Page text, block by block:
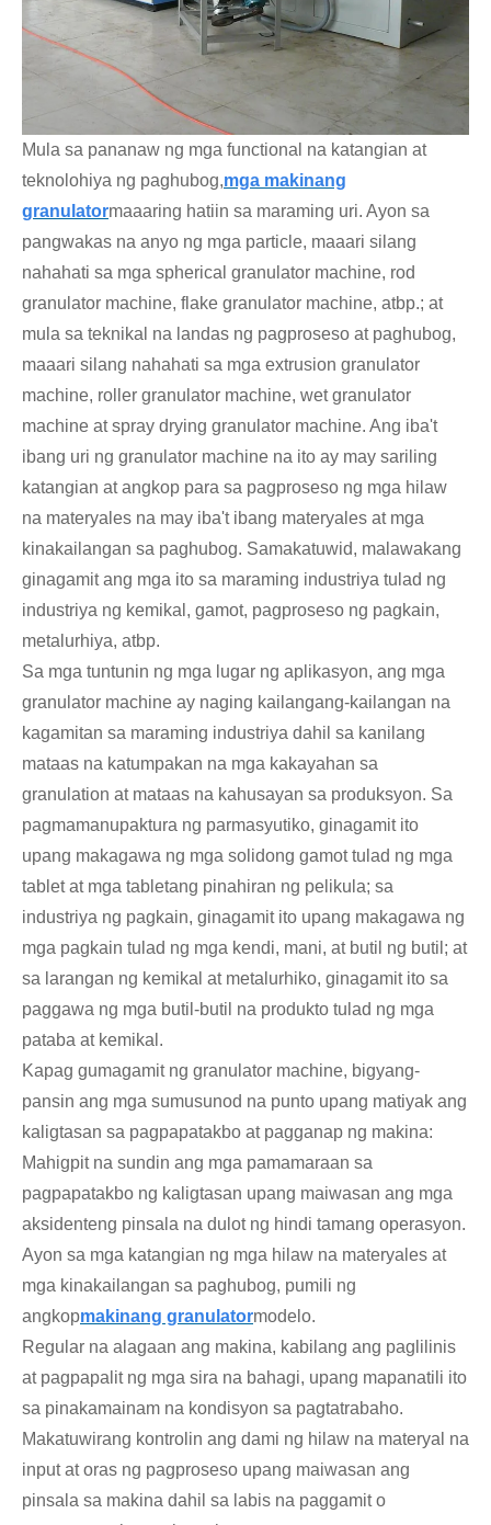
Mula sa pananaw ng mga functional na katangian at
teknolohiya ng paghubog,mga makinang
granulatormaaaring hatiin sa maraming uri. Ayon sa
pangwakas na anyo ng mga particle, maaari silang
nahahati sa mga spherical granulator machine, rod
granulator machine, flake granulator machine, atbp.; at
mula sa teknikal na landas ng pagproseso at paghubog,
maaari silang nahahati sa mga extrusion granulator
machine, roller granulator machine, wet granulator
machine at spray drying granulator machine. Ang iba't
ibang uri ng granulator machine na ito ay may sariling
katangian at angkop para sa pagproseso ng mga hilaw
na materyales na may iba't ibang materyales at mga
kinakailangan sa paghubog. Samakatuwid, malawakang
ginagamit ang mga ito sa maraming industriya tulad ng
industriya ng kemikal, gamot, pagproseso ng pagkain,
metalurhiya, atbp.
Sa mga tuntunin ng mga lugar ng aplikasyon, ang mga
granulator machine ay naging kailangang-kailangan na
kagamitan sa maraming industriya dahil sa kanilang
mataas na katumpakan na mga kakayahan sa
granulation at mataas na kahusayan sa produksyon. Sa
pagmamanupaktura ng parmasyutiko, ginagamit ito
upang makagawa ng mga solidong gamot tulad ng mga
tablet at mga tabletang pinahiran ng pelikula; sa
industriya ng pagkain, ginagamit ito upang makagawa ng
mga pagkain tulad ng mga kendi, mani, at butil ng butil; at
sa larangan ng kemikal at metalurhiko, ginagamit ito sa
paggawa ng mga butil-butil na produkto tulad ng mga
pataba at kemikal.
Kapag gumagamit ng granulator machine, bigyang-
pansin ang mga sumusunod na punto upang matiyak ang
kaligtasan sa pagpapatakbo at pagganap ng makina:
Mahigpit na sundin ang mga pamamaraan sa
pagpapatakbo ng kaligtasan upang maiwasan ang mga
aksidenteng pinsala na dulot ng hindi tamang operasyon.
Ayon sa mga katangian ng mga hilaw na materyales at
mga kinakailangan sa paghubog, pumili ng
angkopmakinang granulatormodelo.
Regular na alagaan ang makina, kabilang ang paglilinis
at pagpapalit ng mga sira na bahagi, upang mapanatili ito
sa pinakamainam na kondisyon sa pagtatrabaho.
Makatuwirang kontrolin ang dami ng hilaw na materyal na
input at oras ng pagproseso upang maiwasan ang
pinsala sa makina dahil sa labis na paggamit o